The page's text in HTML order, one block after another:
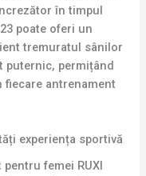
în timpul
poate oferi un
tremuratul sânilor
puternic, permițând
fiecare antrenament
experiența sportivă
femei RUXI